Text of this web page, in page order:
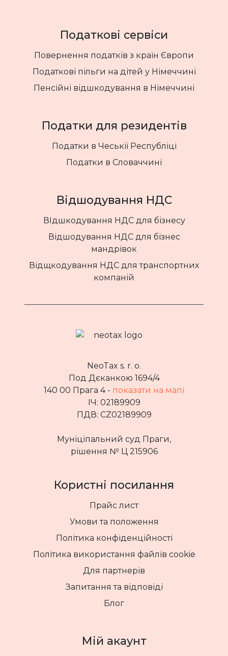
Податкові сервіси
Повернення податків з країн Європи
Податкові пільги на дітей у Німеччині
Пенсійні відшкодування в Німеччині
Податки для резидентів
Податки в Чеськії Республіці
Податки в Словаччині
Відшодування НДС
ВІдшкодування НДС для бізнесу
Відшодування НДС для бізнес
мандрівок
Відщкодування НДС для транспортних
компаній
NeoTax s. r. o.
Под Дєканкою 1694/4
140 00 Прага 4 - показати на мапі
ІЧ: 02189909
ПДВ: CZ02189909
Муніціпальний суд Праги,
рішення № Ц 215906
Користні посилання
Прайс лист
Умови та положення
Політика конфіденційності
Політика використання файлів cookie
Для партнерів
Запитання та відповіді
Блог
Мій акаунт